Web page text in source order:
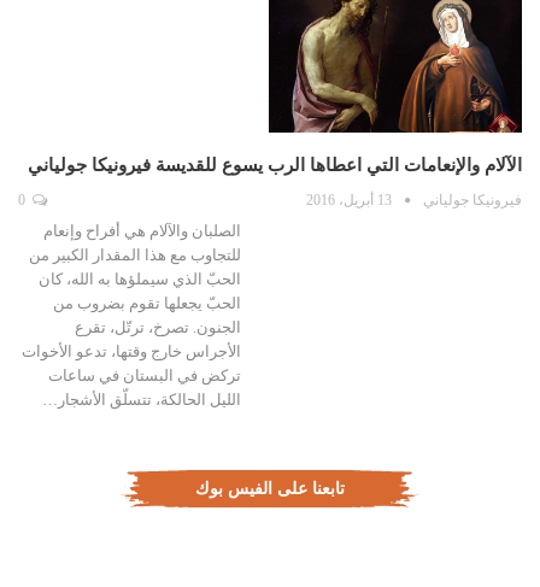
الآلام والإنعامات التي اعطاها الرب يسوع للقديسة فيرونيكا جولياني
فيرونيكا جولياني 13 أبريل، 2016
الصلبان والآلام هي أفراح وإنعام
للتجاوب مع هذا المقدار الكبير من
الحبّ الذي سيملؤها به الله، كان
الحبّ يجعلها تقوم بضروب من
الجنون. تصرخ، ترتّل، تقرع
الأجراس خارج وقتها، تدعو الأخوات
تركض في البستان في ساعات
الليل الحالكة، تتسلّق الأشجار…
تابعنا على الفيس بوك